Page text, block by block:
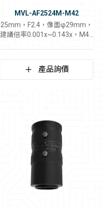
MVL-AF2524M-M42
25mm，F2.4，像面φ29mm，
建議倍率0.001x~0.143x，M42
產品詢價